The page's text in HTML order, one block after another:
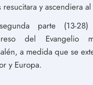
resucitara y ascendiera
parte (13-
del Evangelio
a medida que se
y Europa.